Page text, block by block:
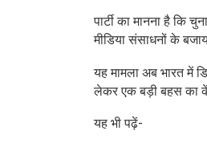
पार्टी का मानना है कि
मीडिया संसाधनों के
यह मामला अब भारत में
लेकर एक बड़ी बहस का
यह भी पढ़ें-